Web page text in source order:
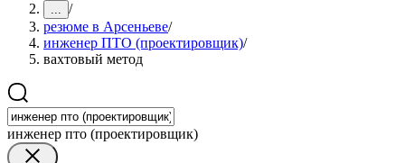
... /
резюме в Арсеньеве/
инженер ПТО (проектировщик)/
вахтовый метод
инженер пто (проектировщик)